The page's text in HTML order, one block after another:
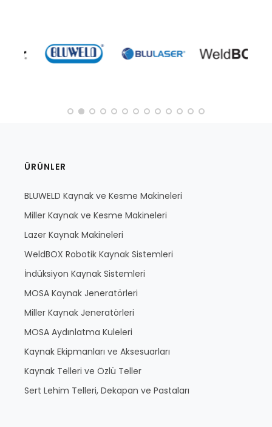
ÜRÜNLER
BLUWELD Kaynak ve Kesme Makineleri
Miller Kaynak ve Kesme Makineleri
Lazer Kaynak Makineleri
WeldBOX Robotik Kaynak Sistemleri
İndüksiyon Kaynak Sistemleri
MOSA Kaynak Jeneratörleri
Miller Kaynak Jeneratörleri
MOSA Aydınlatma Kuleleri
Kaynak Ekipmanları ve Aksesuarları
Kaynak Telleri ve Özlü Teller
Sert Lehim Telleri, Dekapan ve Pastaları